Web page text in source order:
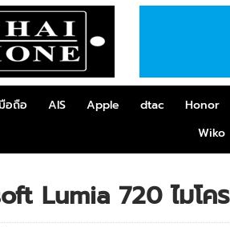
อถือ AIS Apple dtac Honor
Wiko
Lumia 720 ไมโ